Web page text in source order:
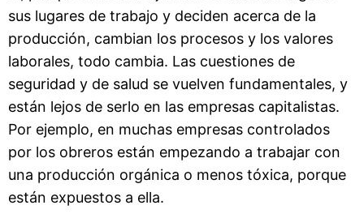
sus lugares de trabajo y deciden acerca de la
producción, cambian los procesos y los valores
laborales, todo cambia. Las cuestiones de
seguridad y de salud se vuelven fundamentales, y
están lejos de serlo en las empresas capitalistas.
Por ejemplo, en muchas empresas controlados
por los obreros están empezando a trabajar con
una producción orgánica o menos tóxica, porque
están expuestos a ella.